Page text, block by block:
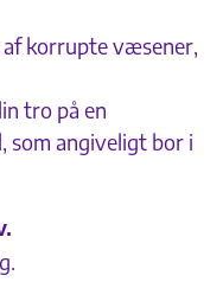
af korrupte væsener,
tro på en
som angiveligt bor i